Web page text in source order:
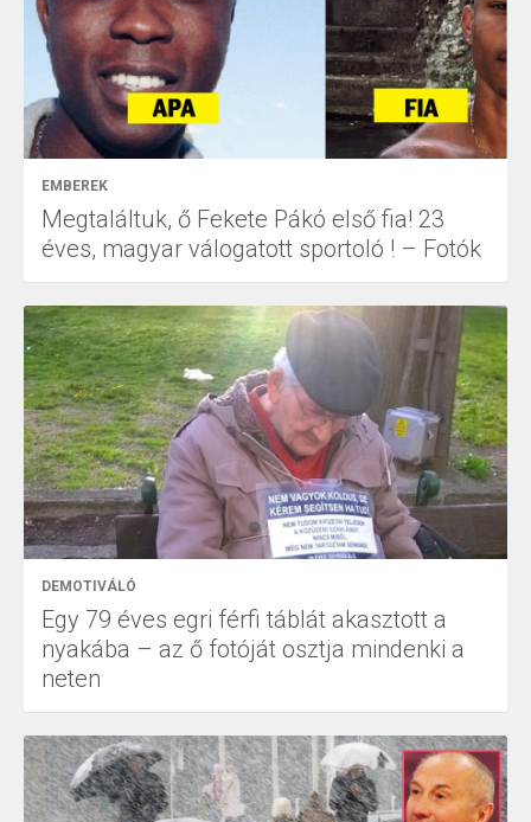
EMBEREK
Megtaláltuk, ő Fekete Pákó első fia! 23
éves, magyar válogatott sportoló ! – Fotók
DEMOTIVÁLÓ
Egy 79 éves egri férfi táblát akasztott a
nyakába – az ő fotóját osztja mindenki a
neten